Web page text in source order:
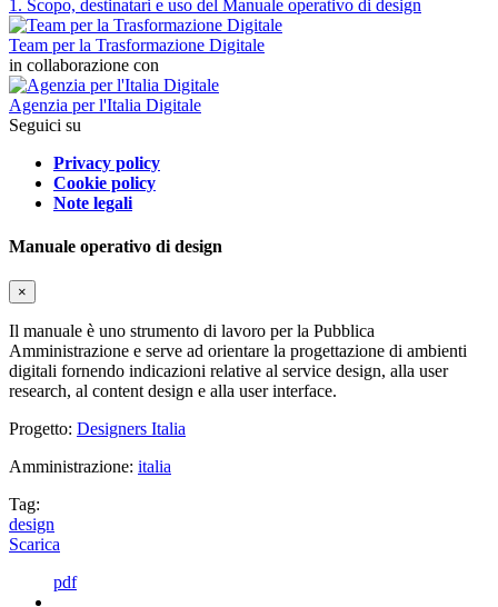
1. Scopo, destinatari e uso del Manuale operativo di design
Team per la Trasformazione Digitale
in collaborazione con
Agenzia per l'Italia Digitale
Seguici su
Privacy policy
Cookie policy
Note legali
Manuale operativo di design
×
Il manuale è uno strumento di lavoro per la Pubblica
Amministrazione e serve ad orientare la progettazione di ambienti
digitali fornendo indicazioni relative al service design, alla user
research, al content design e alla user interface.
Progetto: Designers Italia
Amministrazione: italia
Tag:
design
Scarica
pdf